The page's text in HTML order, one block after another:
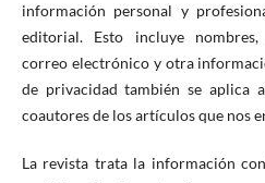
información personal y
editorial. Esto incluye
correo electrónico y otra
de privacidad también se aplica
coautores de los artículos que nos
La revista trata la información